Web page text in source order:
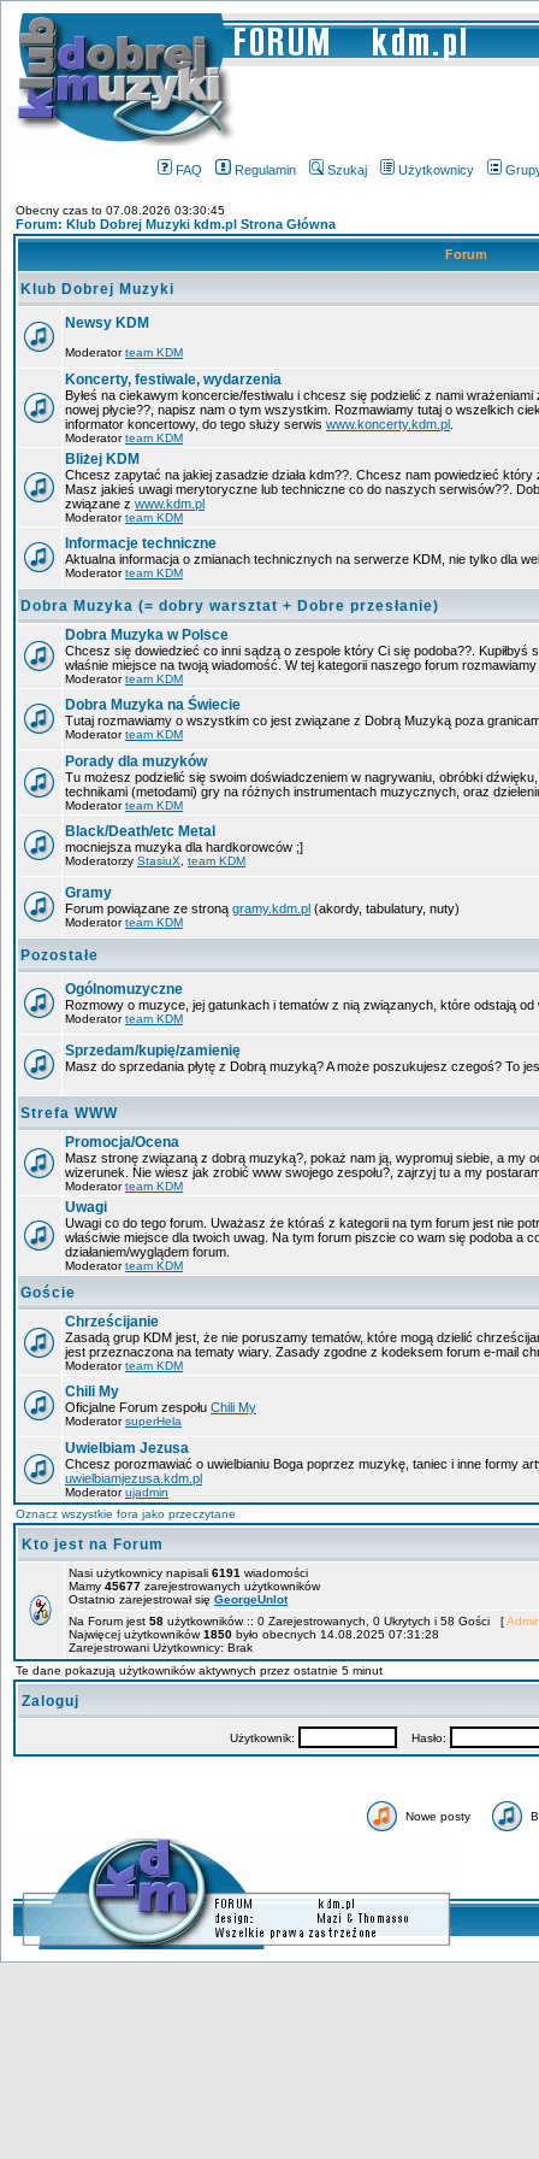
FAQ Regulamin Szukaj Użytkownicy
Obecny czas to 07.08.2026 03:30:45
Forum: Klub Dobrej Muzyki kdm.pl Strona Główna
Forum
Klub Dobrej Muzyki
Newsy KDM
Moderatorteam KDM
Koncerty, festiwale, wydarzenia
Byłeś na ciekawym koncercie/festiwalu i chcesz się podzielić z nami
nowej płycie??, napisz nam o tym wszystkim. Rozmawiamy tutaj o wszelkich
informator koncertowy, do tego służy serwis www.koncerty.kdm.pl
Moderatorteam KDM
Bliżej KDM
Chcesz zapytać na jakiej zasadzie działa kdm??. Chcesz nam powiedzieć
Masz jakieś uwagi merytoryczne lub techniczne co do naszych serwisów??.
związane z www.kdm.pl
Moderatorteam KDM
Informacje techniczne
Aktualna informacja o zmianach technicznych na serwerze KDM, nie tylko dla
Moderatorteam KDM
Dobra Muzyka (= dobry warsztat + Dobre przesłanie)
Dobra Muzyka w Polsce
Chcesz się dowiedzieć co inni sądzą o zespole który Ci się podoba??. Kupiłbyś
właśnie miejsce na twoją wiadomość. W tej kategorii naszego forum
Moderatorteam KDM
Dobra Muzyka na Świecie
Tutaj rozmawiamy o wszystkim co jest związane z Dobrą Muzyką poza
Moderatorteam KDM
Porady dla muzyków
Tu możesz podzielić się swoim doświadczeniem w nagrywaniu, obróbki
technikami (metodami) gry na różnych instrumentach muzycznych, oraz
Moderatorteam KDM
Black/Death/etc Metal
mocniejsza muzyka dla hardkorowców ;]
Moderatorzy StasiuX team KDM
Gramy
Forum powiązane ze stroną gramy.kdm.pl (akordy, tabulatury, nuty)
Moderatorteam KDM
Pozostałe
Ogólnomuzyczne
Rozmowy o muzyce, jej gatunkach i tematów z nią związanych, które odstają od
Moderatorteam KDM
Sprzedam/kupię/zamienię
Masz do sprzedania płytę z Dobrą muzyką? A może poszukujesz czegoś? To
Strefa WWW
Promocja/Ocena
Masz stronę związaną z dobrą muzyką?, pokaż nam ją, wypromuj siebie, a my
wizerunek. Nie wiesz jak zrobić www swojego zespołu?, zajrzyj tu a my
Moderatorteam KDM
Uwagi
Uwagi co do tego forum. Uważasz że któraś z kategorii na tym forum jest nie
właściwie miejsce dla twoich uwag. Na tym forum piszcie co wam się podoba a
działaniem/wyglądem forum.
Moderatorteam KDM
Goście
Chrześcijanie
Zasadą grup KDM jest, że nie poruszamy tematów, które mogą dzielić
jest przeznaczona na tematy wiary. Zasady zgodne z kodeksem forum e-mail
Moderatorteam KDM
Chili My
Oficjalne Forum zespołu Chili My
ModeratorsuperHela
Uwielbiam Jezusa
Chcesz porozmawiać o uwielbianiu Boga poprzez muzykę, taniec i inne formy
uwielbiamjezusa.kdm.pl
Moderatorujadmin
Oznacz wszystkie fora jako przeczytane
Kto jest na Forum
Nasi użytkownicy napisali 6191 wiadomości
Mamy 45677 zarejestrowanych użytkowników
Ostatnio zarejestrował się GeorgeUnlot
Na Forum jest 58 użytkowników :: 0 Zarejestrowanych, 0 Ukrytych i 58 Gości [
Najwięcej użytkowników1850 było obecnych 14.08.2025 07:31:28
Zarejestrowani Użytkownicy: Brak
Te dane pokazują użytkowników aktywnych przez ostatnie 5 minut
Zaloguj
Użytkownik: Hasło:
Nowe posty